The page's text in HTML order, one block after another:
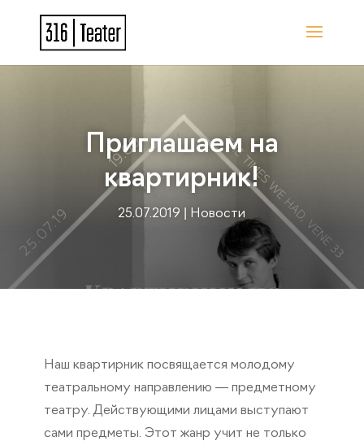
Приглашаем на
квартирник!
25.07.2019 Новости
Наш квартирник посвящается молодому
театральному направлению — предметному
театру. Действующими лицами выступают
сами предметы. Этот жанр учит не только